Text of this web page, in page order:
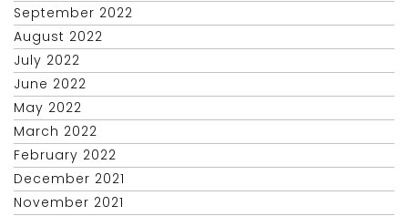
September 2022
August 2022
July 2022
June 2022
May 2022
March 2022
February 2022
December 2021
November 2021